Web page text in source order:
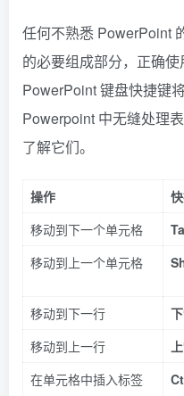
任何不熟悉 PowerPoint
的必要组成部分，正确
PowerPoint 键盘快捷键
Powerpoint 中无缝处理
了解它们。
操作
移动到下一个单元格
移动到上一个单元格
移动到下一行
移动到上一行
在单元格中插入标签